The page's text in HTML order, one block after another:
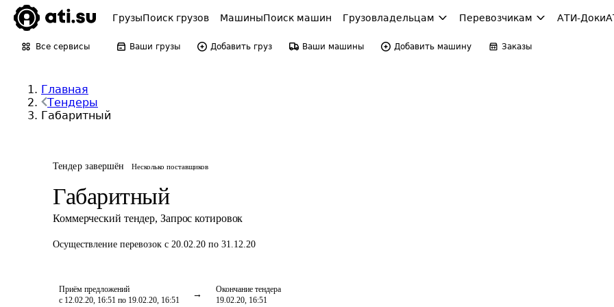
ГрузыПоиск грузов МашиныПоиск машин Грузовладельцам Перевозчикам АТИ-Доки
Все сервисы Ваши грузы Добавить груз Ваши машины Добавить машину Заказы
Главная
Тендеры
Габаритный
Тендер завершён Несколько поставщиков
Габаритный
Коммерческий тендер, Запрос котировок
Осуществление перевозок с 20.02.20 по 31.12.20
Приём предложений
с 12.02.20, 16:51 по 19.02.20, 16:51
Окончание тендера
19.02.20, 16:51